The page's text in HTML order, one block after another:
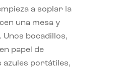
a soplar la
una mesa y
Unos bocadillos,
papel de
azules portátiles,